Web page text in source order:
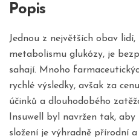
Popis
Jednou z největších obav
metabolismu glukózy, je
sahají. Mnoho
rychlé výsledky, avšak za
účinků a dlouhodobého
Insuwell byl navržen tak,
složení je výhradně přírodní